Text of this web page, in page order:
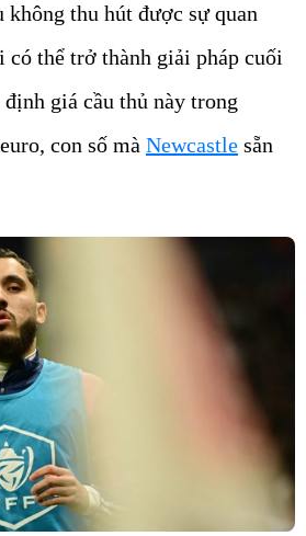
không thu hút được sự quan
có thể trở thành giải pháp cuối
giá cầu thủ này trong
con số mà Newcastle sẵn